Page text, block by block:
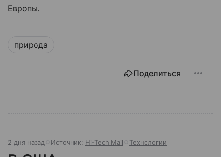
Европы.
природа
Поделиться
2 дня назад Источник: Hi-Tech Mail Технологии